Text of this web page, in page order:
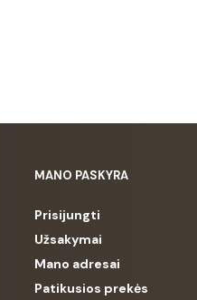
MANO PASKYRA
Prisijungti
Užsakymai
Mano adresai
Patikusios prekės